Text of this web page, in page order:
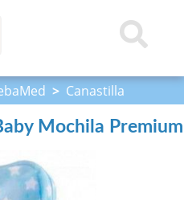
> Canastilla
Mochila Premium